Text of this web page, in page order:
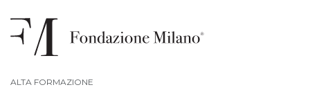
ALTA FORMAZIONE